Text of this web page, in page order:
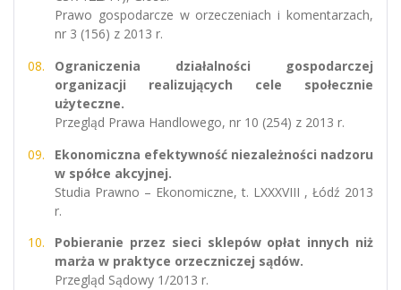
Prawo gospodarcze w orzeczeniach i komentarzach,
nr 3 (156) z 2013 r.
Ograniczenia działalności gospodarczej
organizacji realizujących cele społecznie
użyteczne.
Przegląd Prawa Handlowego, nr 10 (254) z 2013 r.
Ekonomiczna efektywność niezależności nadzoru
w spółce akcyjnej.
Studia Prawno – Ekonomiczne, t. LXXXVIII , Łódź 2013
r.
Pobieranie przez sieci sklepów opłat innych niż
marża w praktyce orzeczniczej sądów.
Przegląd Sądowy 1/2013 r.